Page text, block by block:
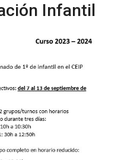
Infantil